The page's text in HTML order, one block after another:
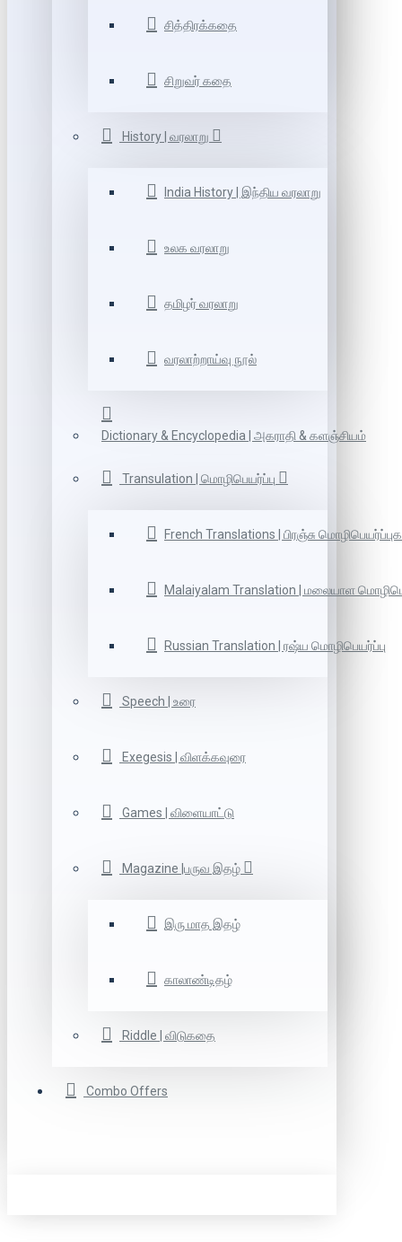
சித்திரக்கதை
சிறுவர் கதை
History | வரலாறு
India History | இந்திய வரலாறு
உலக வரலாறு
தமிழர் வரலாறு
வரலாற்றாய்வு நூல்
Dictionary & Encyclopedia | அகராதி & களஞ்சியம்
Transulation | மொழிபெயர்ப்பு
French Translations | பிரஞ்சு
Malaiyalam Translation | மலையாள
Russian Translation | ரஷ்ய மொழிபெயர்ப்பு
Speech | உரை
Exegesis | விளக்கவுரை
Games | விளையாட்டு
Magazine |பருவ இதழ்
இரு மாத இதழ்
காலாண்டிதழ்
Riddle | விடுகதை
Combo Offers